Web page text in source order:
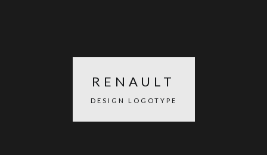
RENAULT
DESIGN LOGOTYPE